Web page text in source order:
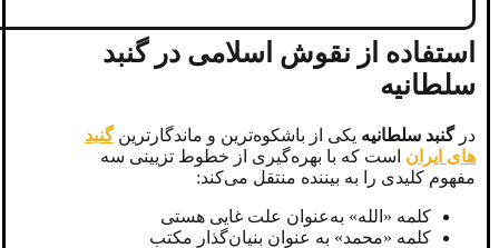
استفاده از نقوش اسلامی در گنبد
سلطانیه
درگنبد سلطانیه یکی از باشکوه‌ترین و ماندگارترینگنبد
های ایران است که با بهره‌گیری از خطوط تزیینی سه
مفهوم کلیدی را به بیننده منتقل می‌کند:
کلمه «الله» به‌عنوان علت غایی هستی
کلمه «محمد» به‌ عنوان بنیان‌گذار مکتب